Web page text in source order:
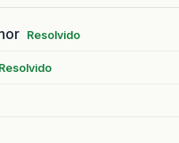
Resolvido
Resolvido